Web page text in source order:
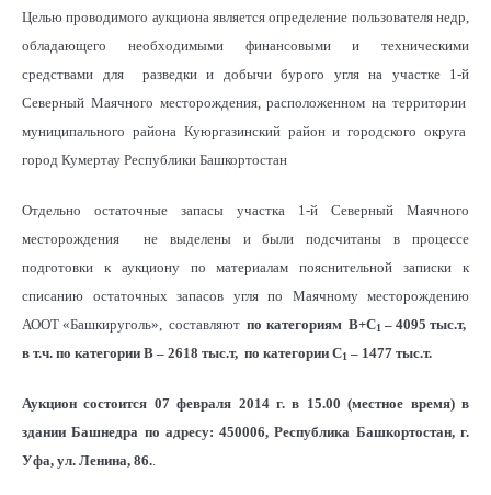
Целью проводимого аукциона является определение пользователя недр,
обладающего необходимыми финансовыми и техническими
средствами для разведки и добычи бурого угля на участке 1-й
Северный Маячного месторождения, расположенном на территории
муниципального района Куюргазинский район и городского округа
город Кумертау Республики Башкортостан
Отдельно остаточные запасы участка 1-й Северный Маячного
месторождения не выделены и были подсчитаны в процессе
подготовки к аукциону по материалам пояснительной записки к
списанию остаточных запасов угля по Маячному месторождению
АООТ «Башкируголь», составляютпо категориям В+С1 – 4095 тыс.т,
в т.ч. по категории В – 2618 тыс.т, по категории С1 – 1477 тыс.т.
Аукцион состоится 07 февраля 2014 г. в 15.00 (местное время)в
здании Башнедра по адресу: 450006, Республика Башкортостан, г.
Уфа, ул. Ленина, 86.